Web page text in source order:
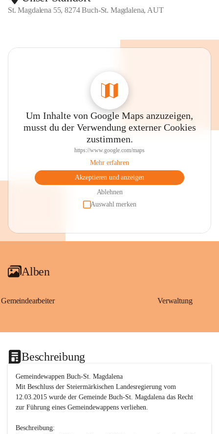
St. Magdalena 55, 8274 Buch-St. Magdalena, AUT
Um Inhalte von Google Maps anzuzeigen,
musst du der Verwendung externer Cookies
zustimmen.
https://www.google.com/maps
Mehr erfahren
Akzeptieren und anzeigen
Ablehnen
Auswahl merken
Alben
Gemeindearbeiter Verwaltung
Beschreibung
Gemeindewappen Buch-St. Magdalena
Mit Beschluss der Steiermärkischen Landesregierung vom
12.03.2015 wurde der Gemeinde Buch-St. Magdalena das Recht
zur Führung eines Gemeindewappens verliehen.
Beschreibung: